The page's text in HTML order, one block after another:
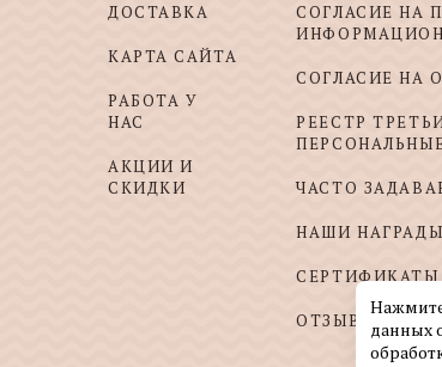
ДОСТАВКА
КАРТА САЙТА
РАБОТА У
НАС
АКЦИИ И
СКИДКИ
СОГЛАСИЕ НА
СОГЛАСИЕ НА
РЕЕСТР
ЧАСТО
НАШИ НАГРАДЫ
СЕРТИФИКАТЫ
ОТЗЫВЫ И
Нажмите
данных